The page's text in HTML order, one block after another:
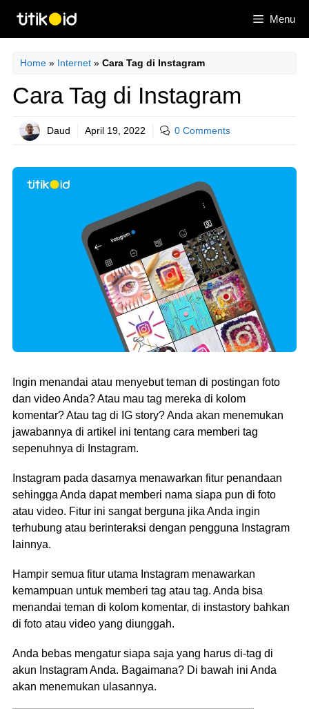
content
Menu
Home » Internet » Cara Tag di Instagram
Cara Tag di Instagram
Daud April 19, 2022 0 Comments
Ingin menandai atau menyebut teman di postingan foto
dan video Anda? Atau mau tag mereka di kolom
komentar? Atau tag di IG story? Anda akan menemukan
jawabannya di artikel ini tentang cara memberi tag
sepenuhnya di Instagram.
Instagram pada dasarnya menawarkan fitur penandaan
sehingga Anda dapat memberi nama siapa pun di foto
atau video. Fitur ini sangat berguna jika Anda ingin
terhubung atau berinteraksi dengan pengguna Instagram
lainnya.
Hampir semua fitur utama Instagram menawarkan
kemampuan untuk memberi tag atau tag. Anda bisa
menandai teman di kolom komentar, di instastory bahkan
di foto atau video yang diunggah.
Anda bebas mengatur siapa saja yang harus di-tag di
akun Instagram Anda. Bagaimana? Di bawah ini Anda
akan menemukan ulasannya.